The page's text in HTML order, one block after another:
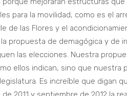
para la movilidad, como es el
de las Flores y el
propuesta de demagógica y de
las elecciones. Nuestra
ellos indican, sino que nuestra
Es increíble que digan